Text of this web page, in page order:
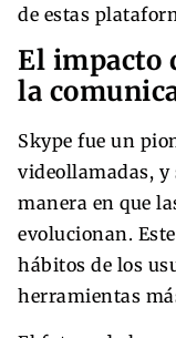
de estas
El impacto
la
Skype fue un
videollamadas, y
manera en que
evolucionan.
hábitos de los
herramientas